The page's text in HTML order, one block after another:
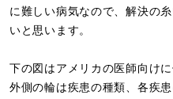
に難しい病気なので、解決の
いと思います。
下の図はアメリカの医師向け
外側の輪は疾患の種類、各疾